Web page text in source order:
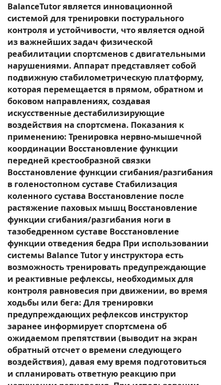
BalanceTutor является инновационной
системой для тренировки постурального
контроля и устойчивости, что является одной
из важнейших задач физической
реабилитации спортсменов с двигательными
нарушениями. Аппарат представляет собой
подвижную стабилометрическую платформу,
которая перемещается в прямом, обратном и
боковом направлениях, создавая
искусственные дестабилизирующие
воздействия на спортсмена. Показания к
применению: Тренировка нервно-мышечной
координации Восстановление функции
передней крестообразной связки
Восстановление функции сгибания/разгибания
в голеностопном суставе Стабилизация
коленного сустава Восстановление после
растяжение паховых мышц Восстановление
функции сгибания/разгибания ноги в
тазобедренном суставе Восстановление
функции отведения бедра При использовании
системы Balance Tutor у инструктора есть
возможность тренировать предупреждающие
и реактивные рефлексы, необходимых для
контроля равновесия при движении, во время
ходьбы или бега: Для тренировки
предупреждающих рефлексов инструктор
заранее информирует спортсмена об
ожидаемом препятствии (выводит на экран
обратный отсчет о времени следующего
воздействия), давая ему время подготовиться
и спланировать ответную реакцию при